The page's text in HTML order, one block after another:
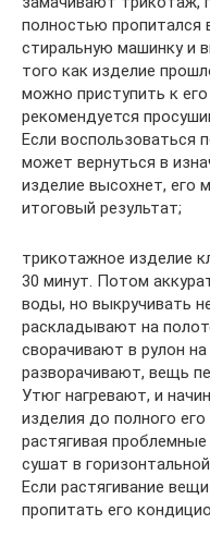
полностью пропитался
стиральную машинку и
того как изделие
можно приступить к
рекомендуется
Если воспользоваться
может вернуться в
изделие высохнет, его
итоговый результат;
трикотажное изделие
30 минут. Потом
воды, но выкручивать
раскладывают на
сворачивают в рулон
разворачивают, вещь
Утюг нагревают, и
изделия до полного
растягивая
сушат в
Если растягивание
пропитать его